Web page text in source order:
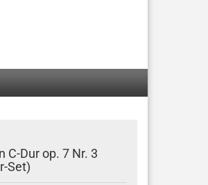
C-Dur op. 7 Nr. 3
Set)